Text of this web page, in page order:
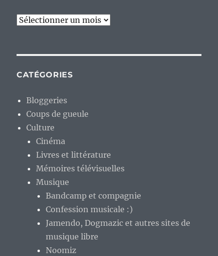
Archives
CATÉGORIES
Bloggeries
Coups de gueule
Culture
Cinéma
Livres et littérature
Mémoires télévisuelles
Musique
Bandcamp et compagnie
Confession musicale :)
Jamendo, Dogmazic et autres sites de
musique libre
Noomiz